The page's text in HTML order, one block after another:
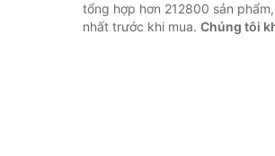
tổng hợp hơn 212800 sản
nhất trước khi mua. Chúng tôi